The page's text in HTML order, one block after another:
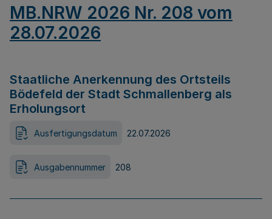
MB.NRW 2026 Nr. 208 vom
28.07.2026
Staatliche Anerkennung des Ortsteils
Bödefeld der Stadt Schmallenberg als
Erholungsort
Ausfertigungsdatum 22.07.2026
Ausgabennummer 208